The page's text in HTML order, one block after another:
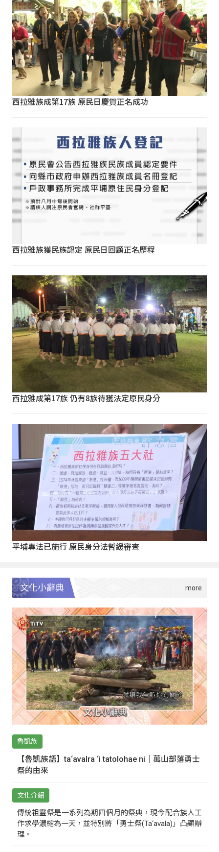
西拉雅族成第17族 原民日慶賀正名成功
西拉雅族獲民族認定 原民日回顧正名歷程
西拉雅成第17族 仍有8族待獲法定原民身分
平埔專法已施行 原民身分法暫緩審查
文化小辭典
魯凱族
【魯凱族語】ta‘avalra ‘i tatolohae ni｜萬山部落勇士
祭的由來
文化介紹
傳統祖靈祭是一系列為期四個月的祭典，現今配合族人工
作求學濃縮為一天，並特別將「勇士祭(Ta‘avala)」凸顯辦
理。